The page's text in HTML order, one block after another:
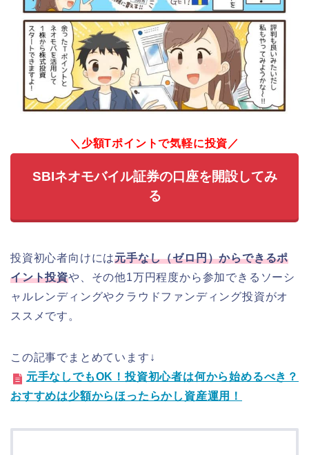
＼少額Tポイントで気軽に投資／
SBIネオモバイル証券の口座を開設してみ
る
投資初心者向けには元手なし（ゼロ円）からできるポ
イント投資や、その他1万円程度から参加できるソーシ
ャルレンディングやクラウドファンディング投資がオ
ススメです。
この記事でまとめています↓
元手なしでもOK！投資初心者は何から始めるべき？
おすすめは少額からほったらかし資産運用！